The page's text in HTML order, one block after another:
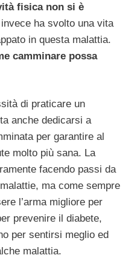
fisica non si è
ha svolto una vita
in questa malattia.
camminare possa
di praticare un
anche dedicarsi a
per garantire al
molto più sana. La
facendo passi da
ma come sempre
l’arma migliore per
prevenire il diabete,
per sentirsi meglio ed
malattia.